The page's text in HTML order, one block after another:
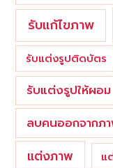
รับแก้ไขภาพ
รับแต่งรูปติดบัตร
รับแต่งรูปให้ผอม
ลบคนออกจากภ
แต่งภาพ แ